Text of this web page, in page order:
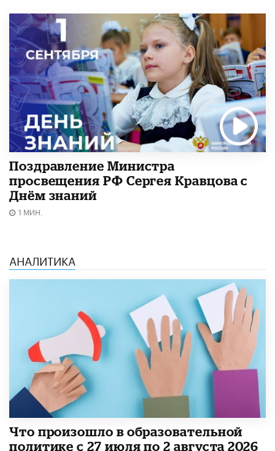
Поздравление Министра
просвещения РФ Сергея Кравцова с
Днём знаний
1 МИН.
АНАЛИТИКА
​Что произошло в образовательной
политике с 27 июля по 2 августа 2026